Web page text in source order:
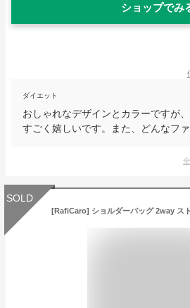
ショップでみ
ダイエット
おしゃれなデザインとカラーですが
すごく嬉しいです。また、どんなフ
SOLD